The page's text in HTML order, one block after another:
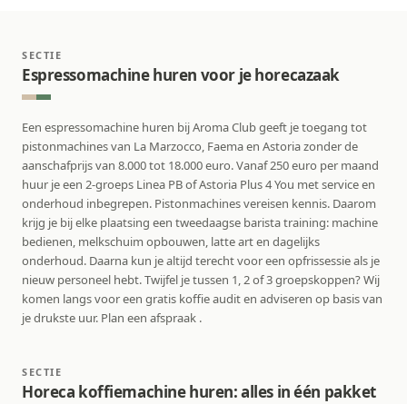
SECTIE
Espressomachine huren voor je horecazaak
Een espressomachine huren bij Aroma Club geeft je toegang tot
pistonmachines van La Marzocco, Faema en Astoria zonder de
aanschafprijs van 8.000 tot 18.000 euro. Vanaf 250 euro per maand
huur je een 2-groeps Linea PB of Astoria Plus 4 You met service en
onderhoud inbegrepen. Pistonmachines vereisen kennis. Daarom
krijg je bij elke plaatsing een tweedaagse barista training: machine
bedienen, melkschuim opbouwen, latte art en dagelijks
onderhoud. Daarna kun je altijd terecht voor een opfrissessie als je
nieuw personeel hebt. Twijfel je tussen 1, 2 of 3 groepskoppen? Wij
komen langs voor een gratis koffie audit en adviseren op basis van
je drukste uur. Plan een afspraak .
SECTIE
Horeca koffiemachine huren: alles in één pakket